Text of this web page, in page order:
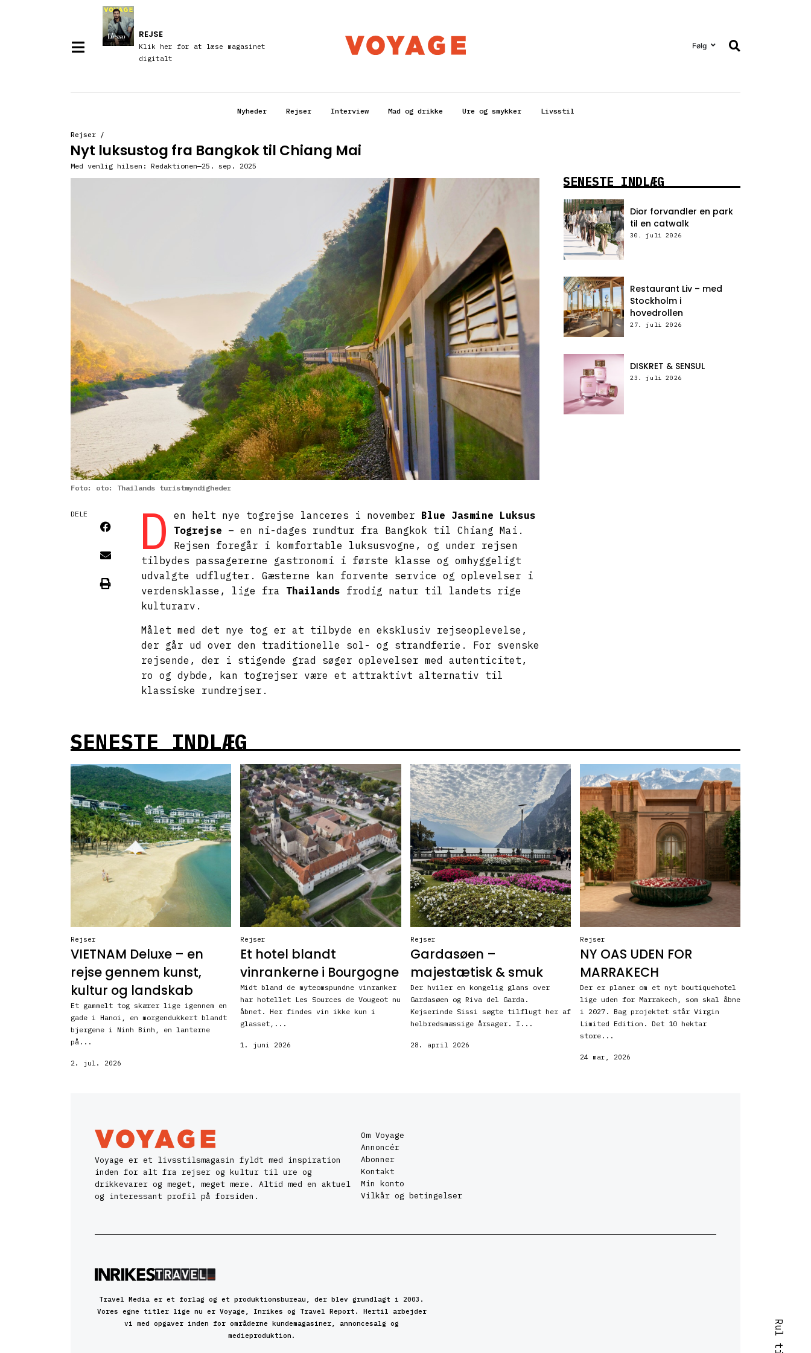
REJSE
Klik her for at læse magasinet
digitalt
Følg
Nyheder Rejser Interview Mad og drikke Ure og smykker Livsstil
Rejser /
Nyt luksustog fra Bangkok til Chiang Mai
Med venlig hilsen: Redaktionen 25. sep. 2025
Foto: oto: Thailands turistmyndigheder
DELE D en helt nye togrejse lanceres i november Blue Jasmine Luksus
Togrejse – en ni-dages rundtur fra Bangkok til Chiang Mai.
Rejsen foregår i komfortable luksusvogne, og under rejsen
tilbydes passagererne gastronomi i første klasse og omhyggeligt
udvalgte udflugter. Gæsterne kan forvente service og oplevelser i
verdensklasse, lige fra Thailands frodig natur til landets rige
kulturarv.
Målet med det nye tog er at tilbyde en eksklusiv rejseoplevelse,
der går ud over den traditionelle sol- og strandferie. For svenske
rejsende, der i stigende grad søger oplevelser med autenticitet,
ro og dybde, kan togrejser være et attraktivt alternativ til
klassiske rundrejser.
SENESTE INDLÆG
Dior forvandler en park
til en catwalk
30. juli 2026
Restaurant Liv – med
Stockholm i
hovedrollen
27. juli 2026
DISKRET & SENSUL
23. juli 2026
SENESTE INDLÆG
Rejser
VIETNAM Deluxe – en
rejse gennem kunst,
kultur og landskab
Et gammelt tog skærer lige igennem en
gade i Hanoi, en morgendukkert blandt
bjergene i Ninh Binh, en lanterne
på...
2. jul. 2026
Rejser
Et hotel blandt
vinrankerne i Bourgogne
Midt bland de myteomspundne vinranker
har hotellet Les Sources de Vougeot nu
åbnet. Her findes vin ikke kun i
glasset,...
1. juni 2026
Rejser
Gardasøen –
majestætisk & smuk
Der hviler en kongelig glans over
Gardasøen og Riva del Garda.
Kejserinde Sissi søgte tilflugt her af
helbredsmæssige årsager. I...
28. april 2026
Rejser
NY OAS UDEN FOR
MARRAKECH
Der er planer om et nyt boutiquehotel
lige uden for Marrakech, som skal åbne
i 2027. Bag projektet står Virgin
Limited Edition. Det 10 hektar
store...
24 mar, 2026
Voyage er et livsstilsmagasin fyldt med inspiration
inden for alt fra rejser og kultur til ure og
drikkevarer og meget, meget mere. Altid med en aktuel
og interessant profil på forsiden.
Om Voyage
Annoncér
Abonner
Kontakt
Min konto
Vilkår og betingelser
Travel Media er et forlag og et produktionsbureau, der blev grundlagt i 2003.
Vores egne titler lige nu er Voyage, Inrikes og Travel Report. Hertil arbejder
vi med opgaver inden for områderne kundemagasiner, annoncesalg og
medieproduktion.